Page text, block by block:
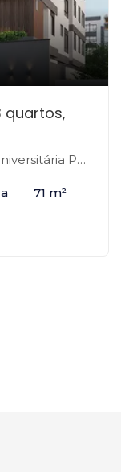
quartos,
Palhoça-SC
71 m²